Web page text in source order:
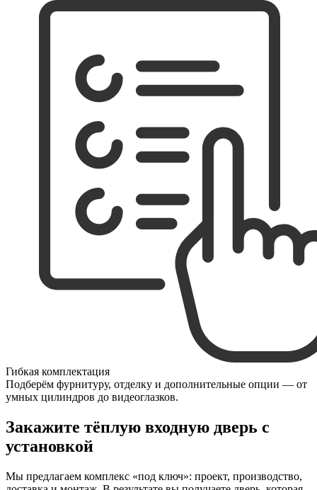
Гибкая комплектация
Подберём фурнитуру, отделку и дополнительные опции — от
умных цилиндров до видеоглазков.
Закажите тёплую входную дверь с
установкой
Мы предлагаем комплекс «под ключ»: проект, производство,